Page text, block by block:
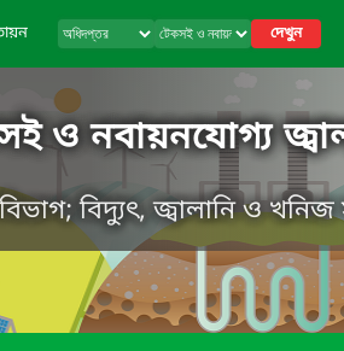
দেখুন
ও নবায়নযোগ্য
বিদ্যুৎ, জ্বালানি ও